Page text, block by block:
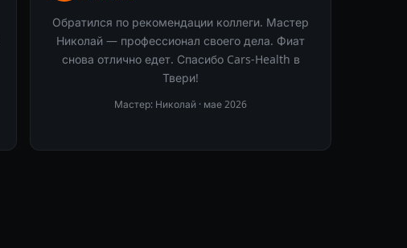
Обратился по рекомендации коллеги. Мастер
Николай — профессионал своего дела. Фиат
снова отлично едет. Спасибо Cars-Health в
Твери!
Мастер: Николай · мае 2026